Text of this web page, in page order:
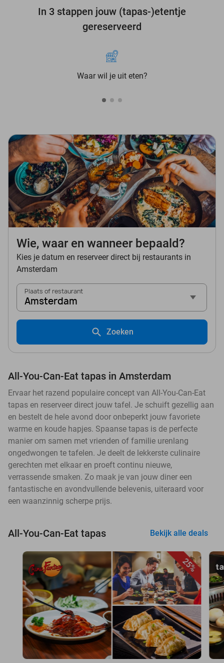
In 3 stappen jouw (tapas-)etentje
gereserveerd
Waar wil je uit eten?
Wie, waar en wanneer bepaald?
Kies je datum en reserveer direct bij restaurants in
Amsterdam
Plaats of restaurant
Amsterdam
Zoeken
All-You-Can-Eat tapas in Amsterdam
Ervaar het razend populaire concept van All-You-Can-Eat
tapas en reserveer direct jouw tafel. Je schuift gezellig aan
en bestelt de hele avond door onbeperkt jouw favoriete
warme en koude hapjes. Spaanse tapas is de perfecte
manier om samen met vrienden of familie urenlang
ongedwongen te tafelen. Je deelt de lekkerste culinaire
gerechten met elkaar en proeft continu nieuwe,
verrassende smaken. Zo maak je van jouw diner een
fantastische en avondvullende belevenis, uiteraard voor
een waanzinnig scherpe prijs.
All-You-Can-Eat tapas Bekijk alle deals
25%